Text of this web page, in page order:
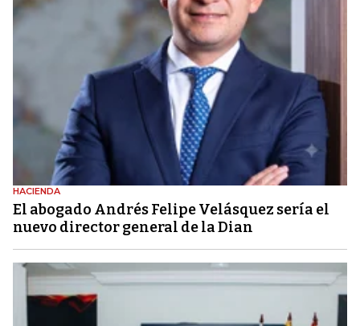
HACIENDA
El abogado Andrés Felipe Velásquez sería el
nuevo director general de la Dian